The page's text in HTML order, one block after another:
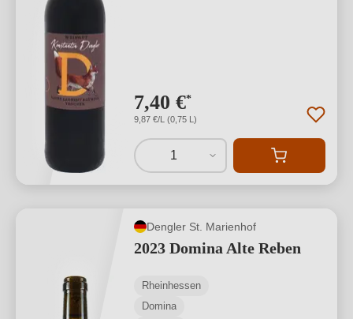
7,40 €*
9,87 €/L (0,75 L)
1
Dengler St. Marienhof
2023 Domina Alte Reben
Rheinhessen
Domina